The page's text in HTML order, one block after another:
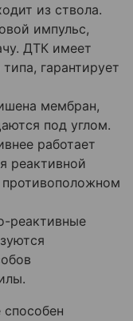
из ствола.
импульс,
ДТК имеет
гарантирует
мембран,
под углом.
работает
реактивной
противоположном
реактивные